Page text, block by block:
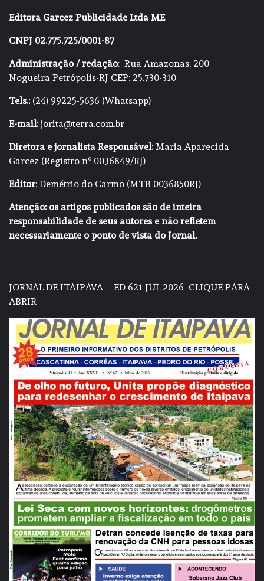
Editora Garcez Publicidade Ltda ME
CNPJ 02.775.725/0001-87
Administração / redação: Rua Amazonas, 200 –
Nogueira Petrópolis-RJ CEP: 25.730-310
Tels.:(24) 99225-5636 (Whatsapp)
E-mail:jorita@terra.com.br
Diretora e jornalista Responsável:Maria Aparecida
Garcez (Registro nº 0036849/RJ)
Editor: Demétrio do Carmo (MTB 0036850RJ)
Atenção: os artigos publicados são de inteira
responsabilidade de seus autores e não refletem
necessariamente o ponto de vista do Jornal.
JORNAL DE ITAIPAVA – ED 621 JUL 2026 CLIQUE PARA
ABRIR